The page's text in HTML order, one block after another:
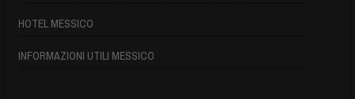
HOTEL MESSICO
INFORMAZIONI UTILI MESSICO